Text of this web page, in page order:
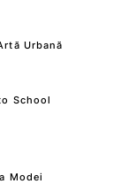
Urbană
School
Modei